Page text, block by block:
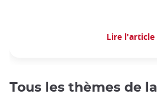
Lire l'article
Tous les thèmes de